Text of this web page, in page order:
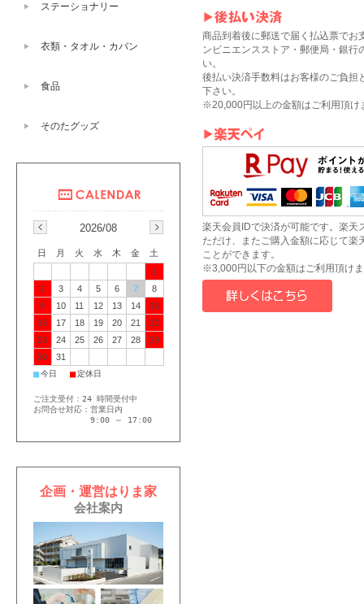
商品到着後に郵送で届く払込票でお
ンビニエンスストア・郵便局・銀行
い。
後払い決済手数料はお客様のご負担
下さい。
※20,000円以上の金額はご利用頂け
楽天会員IDで決済が可能です。楽天
ただけ、またご購入金額に応じて楽
ことができます。
※3,000円以下の金額はご利用頂け
ステーショナリー
衣類・タオル・カバン
食品
そのたグッズ
2026/08
日 月 火 水 木 金
土
1
2
3 4 5 6 7
8
9
10 11 12 13 14
15
16
17 18 19 20 21
22
23
24 25 26 27 28
29
30
31
■今日 ■定休日
ご注文受付：24 時間受付中
お問合せ対応：営業日内
9:00 ～ 17:00
企画・運営はりま家
会社案内